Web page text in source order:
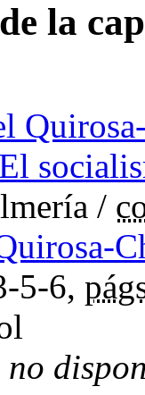
la
El
/
5-6,
no